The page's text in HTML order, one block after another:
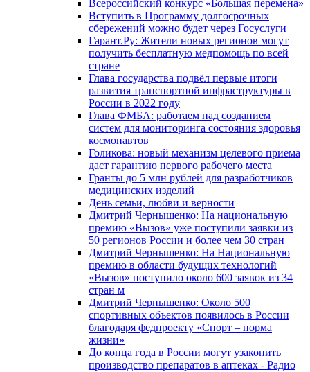
Всероссийский конкурс «Большая перемена»
Вступить в Программу долгосрочных
сбережений можно будет через Госуслуги
Гарант.Ру: Жители новых регионов могут
получить бесплатную медпомощь по всей
стране
Глава государства подвёл первые итоги
развития транспортной инфраструктуры в
России в 2022 году
Глава ФМБА: работаем над созданием
систем для мониторинга состояния здоровья
космонавтов
Голикова: новый механизм целевого приема
даст гарантию первого рабочего места
Гранты до 5 млн рублей для разработчиков
медицинских изделий
День семьи, любви и верности
Дмитрий Чернышенко: На национальную
премию «Вызов» уже поступили заявки из
50 регионов России и более чем 30 стран
Дмитрий Чернышенко: На Национальную
премию в области будущих технологий
«Вызов» поступило около 600 заявок из 34
стран м
Дмитрий Чернышенко: Около 500
спортивных объектов появилось в России
благодаря федпроекту «Спорт – норма
жизни»
До конца года в России могут узаконить
производство препаратов в аптеках - Радио